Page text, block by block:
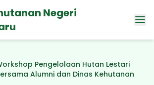
Negeri
Pengelolaan Hutan Lestari
Alumni dan Dinas Kehutanan